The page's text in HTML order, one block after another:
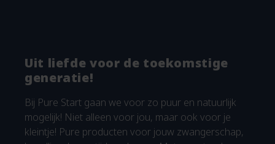
Uit liefde voor de toekomstige
generatie!
Bij Pure Start gaan we voor zo puur en natuurlijk
mogelijk! Niet alleen voor jou, maar ook voor je
kleintje! Pure producten voor jouw zwangerschap,